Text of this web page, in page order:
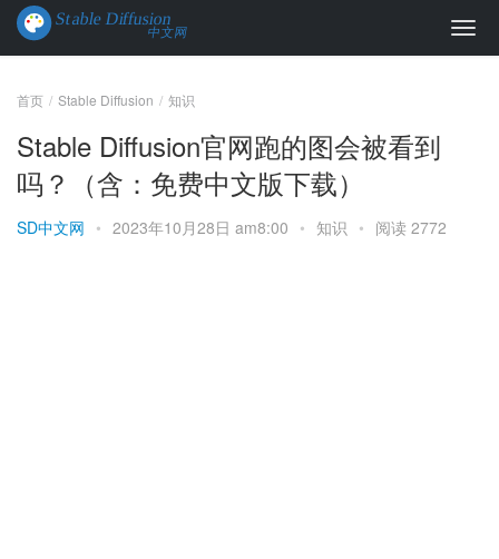
首页 Stable Diffusion 知识
Stable Diffusion官网跑的图会被看到
吗？（含：免费中文版下载）
SD中文网 • 2023年10月28日 am8:00 • 知识 • 阅读 2772